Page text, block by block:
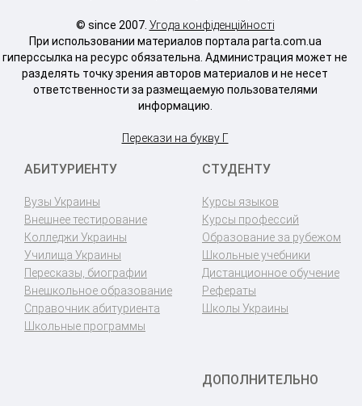
© since 2007. Угода конфіденційності
При использовании материалов портала parta.com.ua
гиперссылка на ресурс обязательна. Администрация может не
разделять точку зрения авторов материалов и не несет
ответственности за размещаемую пользователями
информацию.
Перекази на букву Г
АБИТУРИЕНТУ
Вузы Украины
Внешнее тестирование
Колледжи Украины
Училища Украины
Пересказы, биографии
Внешкольное образование
Справочник абитуриента
Школьные программы
СТУДЕНТУ
Курсы языков
Курсы профессий
Образование за рубежом
Школьные учебники
Дистанционное обучение
Рефераты
Школы Украины
ДОПОЛНИТЕЛЬНО